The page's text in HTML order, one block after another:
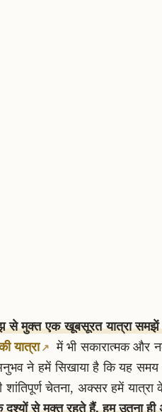
से मुक्त एक खूबसूरत यात्रा
यात्रा
में भी सकारात्मक और
ने हमें सिखाया है कि यह समय
शांतिपूर्ण चेतना, अक्सर हमें
दृश्यों से मुक्त रहते हैं, हम उतना